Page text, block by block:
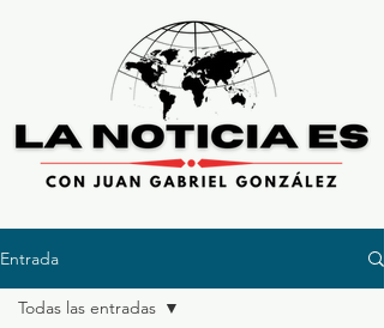
Entrada
Todas las entradas